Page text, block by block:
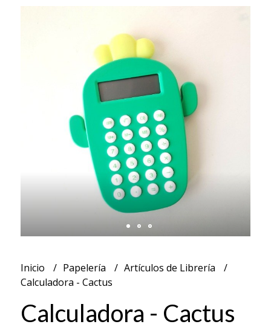
Inicio Papelería
Artículos de Librería
Calculadora - Cactus
Calculadora - Cactus